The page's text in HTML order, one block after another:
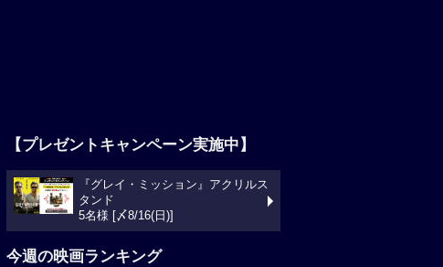
【プレゼントキャンペーン実施中】
『グレイ・ミッション』アクリルス
タンド
5名様 [〆8/16(日)]
今週の映画ランキング